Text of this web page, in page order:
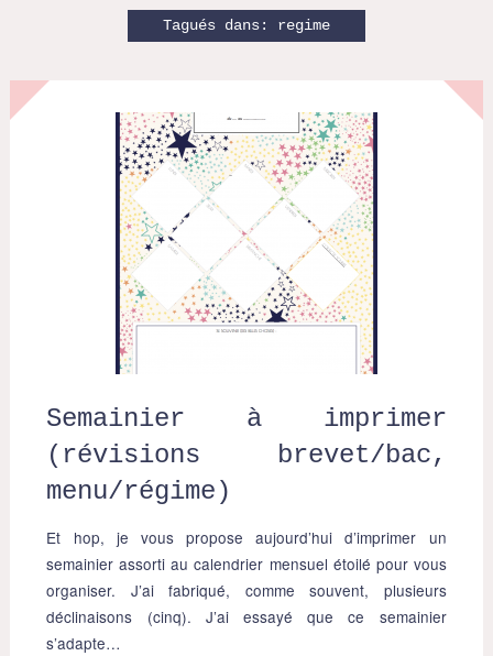
Tagués dans: regime
Semainier à imprimer
(révisions brevet/bac,
menu/régime)
Et hop, je vous propose aujourd’hui d’imprimer un
semainier assorti au calendrier mensuel étoilé pour vous
organiser. J’ai fabriqué, comme souvent, plusieurs
déclinaisons (cinq). J’ai essayé que ce semainier
s’adapte…